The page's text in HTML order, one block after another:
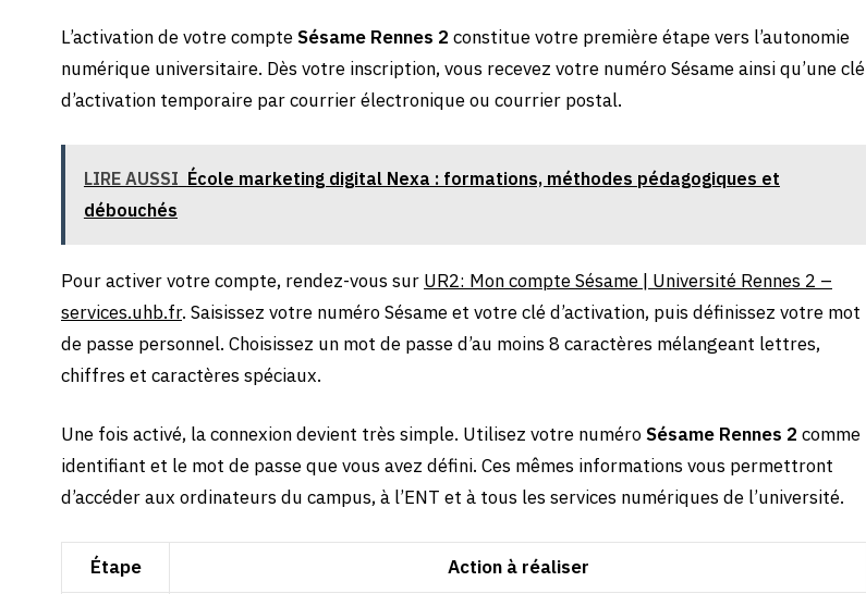
L’activation de votre compteSésame Rennes 2 constitue votre première étape vers l’autonomie
numérique universitaire. Dès votre inscription, vous recevez votre numéro Sésame ainsi qu’une clé
d’activation temporaire par courrier électronique ou courrier postal.
LIRE AUSSI École marketing digital Nexa : formations, méthodes pédagogiques et
débouchés
Pour activer votre compte, rendez-vous sur UR2: Mon compte Sésame | Université Rennes 2 –
services.uhb.fr. Saisissez votre numéro Sésame et votre clé d’activation, puis définissez votre mot
de passe personnel. Choisissez un mot de passe d’au moins 8 caractères mélangeant lettres,
chiffres et caractères spéciaux.
Une fois activé, la connexion devient très simple. Utilisez votre numéroSésame Rennes 2 comme
identifiant et le mot de passe que vous avez défini. Ces mêmes informations vous permettront
d’accéder aux ordinateurs du campus, à l’ENT et à tous les services numériques de l’université.
Étape Action à réaliser